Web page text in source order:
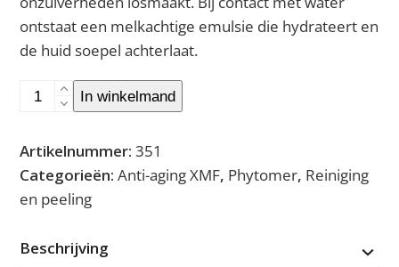
ontstaat een melkachtige emulsie die hydrateert en
de huid soepel achterlaat.
Pionniere
Gel
to
Oil
In winkelmand
Artikelnummer:351
Categorieën:Anti-aging XMF, Phytomer, Reiniging
en peeling
Beschrijving